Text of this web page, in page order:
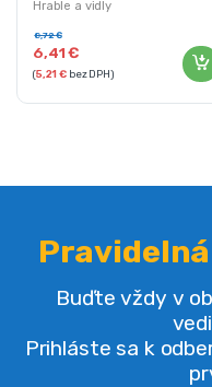
Hrable a vidly
6,41€
8,72€
(5,21€ bez DPH)
Buďte vždy v
Prihláste sa k